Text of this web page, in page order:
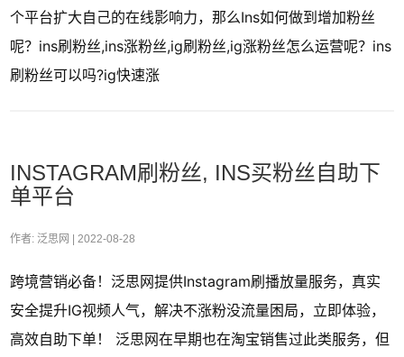
个平台扩大自己的在线影响力，那么Ins如何做到增加粉丝
呢？ins刷粉丝,ins涨粉丝,ig刷粉丝,ig涨粉丝怎么运营呢？ins
刷粉丝可以吗?ig快速涨
INSTAGRAM刷粉丝, INS买粉丝自助下
单平台
作者: 泛思网 | 2022-08-28
跨境营销必备！泛思网提供Instagram刷播放量服务，真实
安全提升IG视频人气，解决不涨粉没流量困局，立即体验，
高效自助下单！ 泛思网在早期也在淘宝销售过此类服务，但